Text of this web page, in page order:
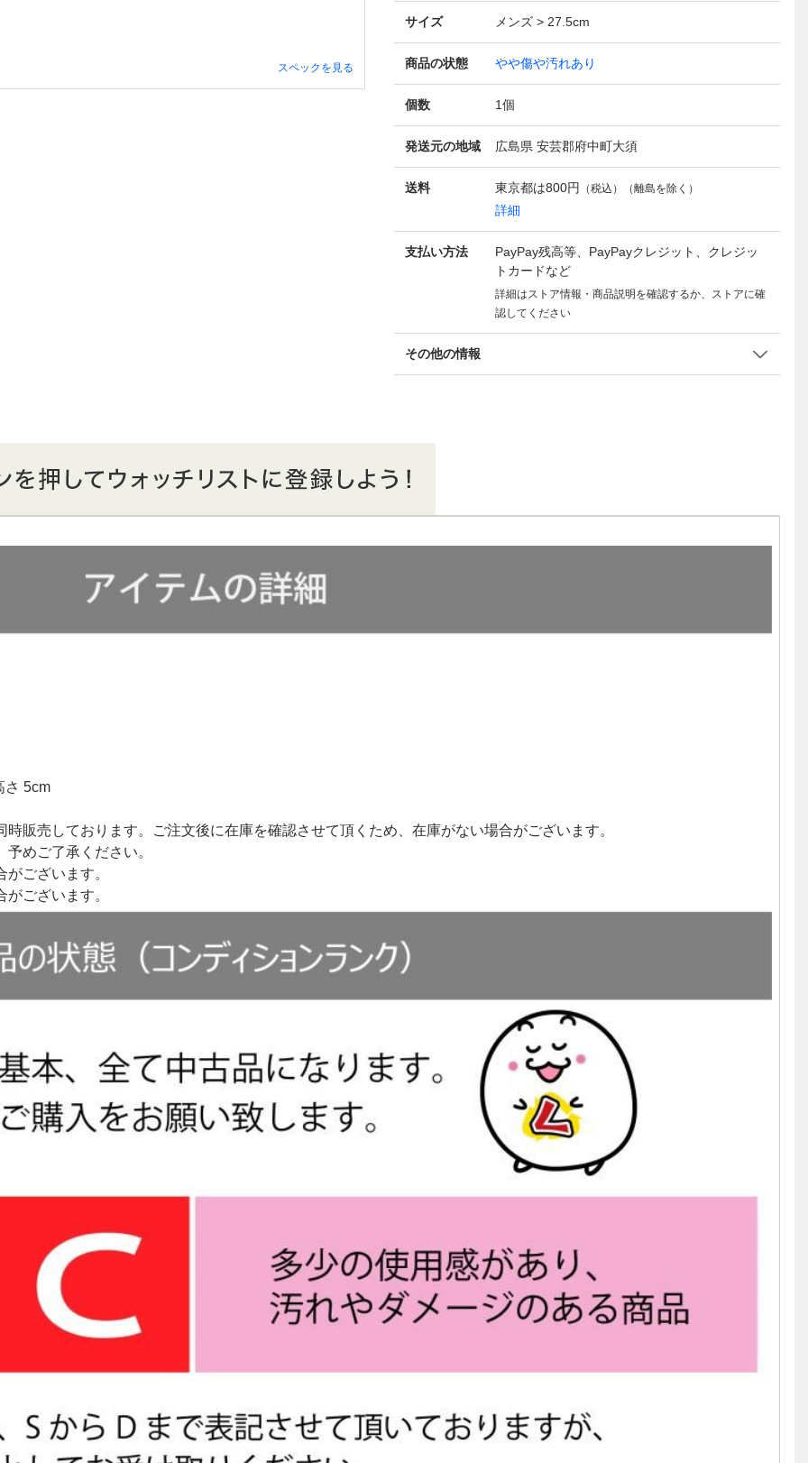
スペックを見る
サイズ メンズ 27.5cm
商品の状態 やや傷や汚れあり
個数 1個
発送元の地域 広島県 安芸郡府中町大須
送料 東京都は800円 （税込）（離島を除く）
詳細
支払い方法
PayPay残高等、PayPayクレジット、クレジッ
トカードなど
詳細はストア情報・商品説明を確認するか、ストアに確
認してください
その他の情報